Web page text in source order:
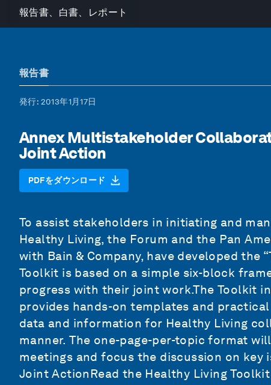
報告書、白書、レポート
報告書
発行: 2013年1月17日
Annex Multistakeholder
Joint Action
PDFをダウンロード
To assist stakeholders in initiating and
Healthy Living, the Forum and the Pan
with Bain & Company, have developed
Toolkit is based on a simple six-block
progress with their joint work.The Toolkit
provides hands-on templates and
data and information for Healthy Living
manner. The one-page-per-topic format
meetings and focus the discussion on key
Joint ActionRead the Healthy Living